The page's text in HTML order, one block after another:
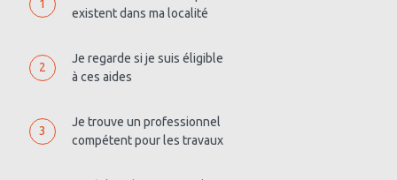
1
existent dans ma localité
2
Je regarde si je suis éligible
à ces aides
3
Je trouve un professionnel
compétent pour les travaux